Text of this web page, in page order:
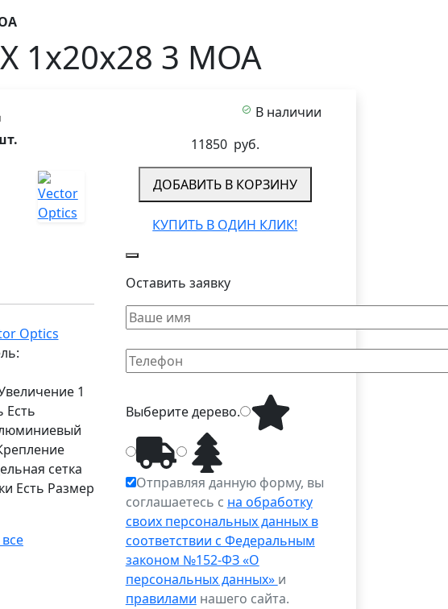
1x20x28 3 MOA
Optics
1
Есть
сетка
Есть Размер
В наличии
11850 руб.
ДОБАВИТЬ В КОРЗИНУ
КУПИТЬ В ОДИН КЛИК!
Оставить заявку
Выберитедерево.
Отправляя данную форму, вы
соглашаетесь с на обработку
своих персональных данных в
соответствии с Федеральным
законом №152-ФЗ «О
персональных данных» и
правилами нашего сайта.